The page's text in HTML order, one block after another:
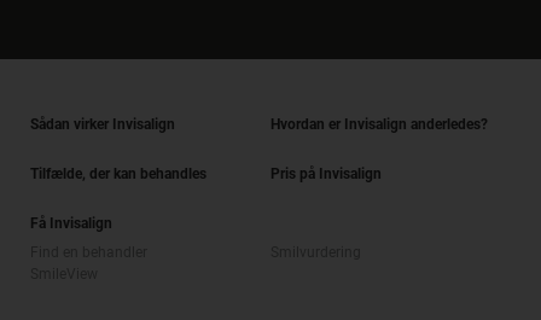
Sådan virker Invisalign Hvordan er Invisalign anderledes?
Tilfælde, der kan behandles Pris på Invisalign
Få Invisalign